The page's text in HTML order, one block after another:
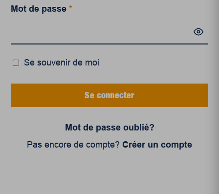
Mot de passe*
Se souvenir de moi
Se connecter
Mot de passe oublié?
Pas encore de compte? Créer un compte